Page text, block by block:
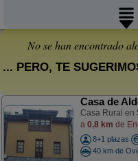
No se han encontrado
... PERO, TE
Casa de
Casa Rural en
a 0,8 km de
8+1 plazas
40 km de